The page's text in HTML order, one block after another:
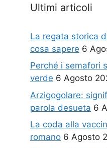
Ultimi articoli
La regata storica
cosa sapere 6
Perché i semafori
verde 6 Agosto
Arzigogolare:
parola desueta 6
La coda alla
romano 6 Agosto